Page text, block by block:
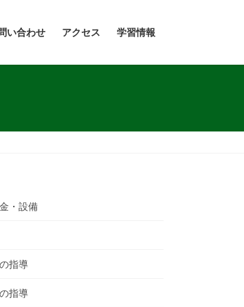
い合わせ アクセス 学習情報
・設備
指導
指導